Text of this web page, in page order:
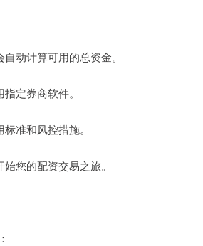
动计算可用的总资金。
定券商软件。
准和风控措施。
您的配资交易之旅。